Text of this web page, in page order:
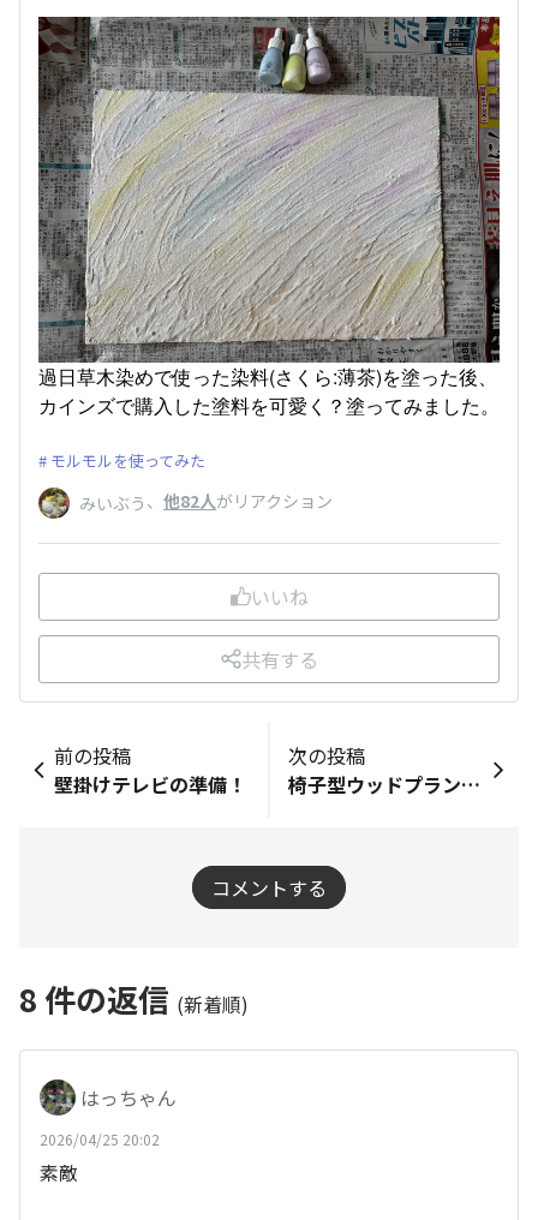
過日草木染めで使った染料(さくら:薄茶)を塗った後、
カインズで購入した塗料を可愛く？塗ってみました。
モルモルを使ってみた
みいぶう 、 他82人がリアクション
いいね
共有する
前の投稿
壁掛けテレビの準備！
次の投稿
椅子型ウッドプランター…弐号機制作中 その2
コメントする
8 件の返信 (新着順)
はっちゃん
2026/04/25 20:02
素敵